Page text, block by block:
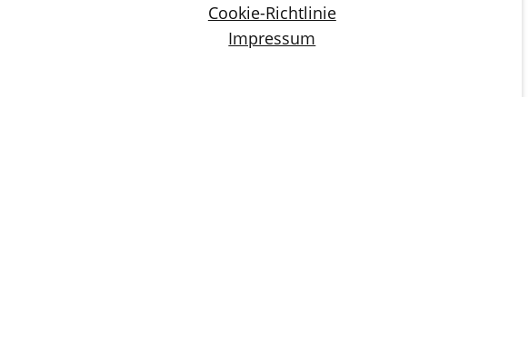
Cookie-Richtlinie
Impressum